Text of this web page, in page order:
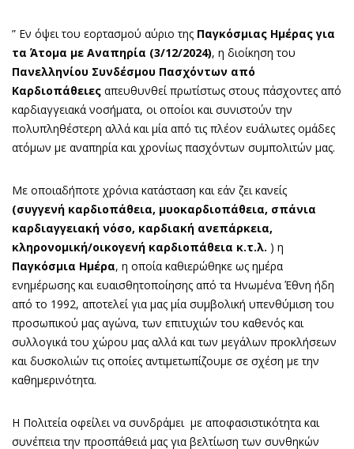
” Εν όψει του εορτασμού αύριο της Παγκόσμιας Ημέρας για
τα Άτομα με Αναπηρία (3/12/2024), η διοίκηση του
Πανελληνίου Συνδέσμου Πασχόντων από
Καρδιοπάθειες απευθυνθεί πρωτίστως στους πάσχοντες από
καρδιαγγειακά νοσήματα, οι οποίοι και συνιστούν την
πολυπληθέστερη αλλά και μία από τις πλέον ευάλωτες ομάδες
ατόμων με αναπηρία και χρονίως πασχόντων συμπολιτών μας.
Με οποιαδήποτε χρόνια κατάσταση και εάν ζει κανείς
(συγγενή καρδιοπάθεια, μυοκαρδιοπάθεια, σπάνια
καρδιαγγειακή νόσο, καρδιακή ανεπάρκεια,
κληρονομική/οικογενή καρδιοπάθεια κ.τ.λ. ) η
Παγκόσμια Ημέρα, η οποία καθιερώθηκε ως ημέρα
ενημέρωσης και ευαισθητοποίησης από τα Ηνωμένα Έθνη ήδη
από το 1992, αποτελεί για μας μία συμβολική υπενθύμιση του
προσωπικού μας αγώνα, των επιτυχιών του καθενός και
συλλογικά του χώρου μας αλλά και των μεγάλων προκλήσεων
και δυσκολιών τις οποίες αντιμετωπίζουμε σε σχέση με την
καθημερινότητα.
Η Πολιτεία οφείλει να συνδράμει με αποφασιστικότητα και
συνέπεια την προσπάθειά μας για βελτίωση των συνθηκών